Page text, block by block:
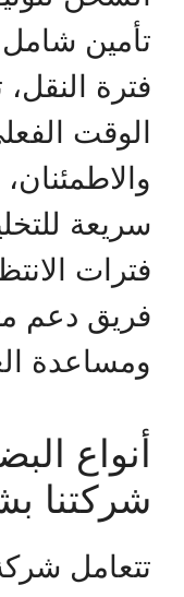
تأمين
فترة
الوقت
سريعة
فترات
فريق دعم
ومساعدة
أنواع
شركتنا
تتعامل